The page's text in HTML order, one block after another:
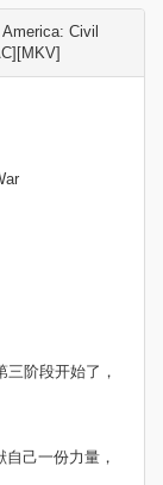
Civil
阶段开始了，
己一份力量，